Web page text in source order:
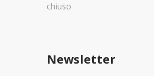
chiuso
Newsletter